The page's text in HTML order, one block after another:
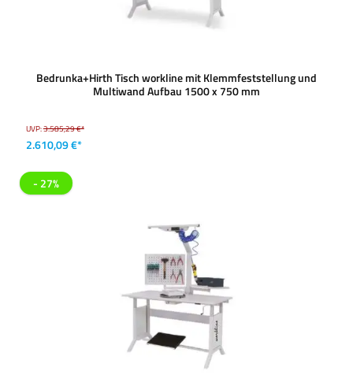
Bedrunka+Hirth Tisch workline mit Klemmfeststellung und
Multiwand Aufbau 1500 x 750 mm
UVP:3.585,29 €*
2.610,09 €*
- 27%